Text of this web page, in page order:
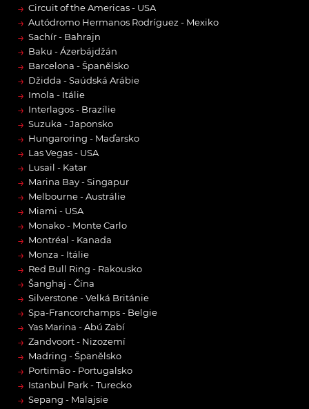
→ Circuit of the Americas - USA
→ Autódromo Hermanos Rodríguez - Mexiko
→ Sachír - Bahrajn
→ Baku - Ázerbájdžán
→ Barcelona - Španělsko
→ Džidda - Saúdská Arábie
→ Imola - Itálie
→ Interlagos - Brazílie
→ Suzuka - Japonsko
→ Hungaroring - Maďarsko
→ Las Vegas - USA
→ Lusail - Katar
→ Marina Bay - Singapur
→ Melbourne - Austrálie
→ Miami - USA
→ Monako - Monte Carlo
→ Montréal - Kanada
→ Monza - Itálie
→ Red Bull Ring - Rakousko
→ Šanghaj - Čína
→ Silverstone - Velká Británie
→ Spa-Francorchamps - Belgie
→ Yas Marina - Abú Zabí
→ Zandvoort - Nizozemí
→ Madring - Španělsko
→ Portimão - Portugalsko
→ Istanbul Park - Turecko
→ Sepang - Malajsie